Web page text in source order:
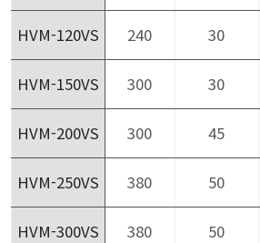
HVM-120VS 240 30
HVM-150VS 300 30
HVM-200VS 300 45
HVM-250VS 380 50
HVM-300VS 380 50